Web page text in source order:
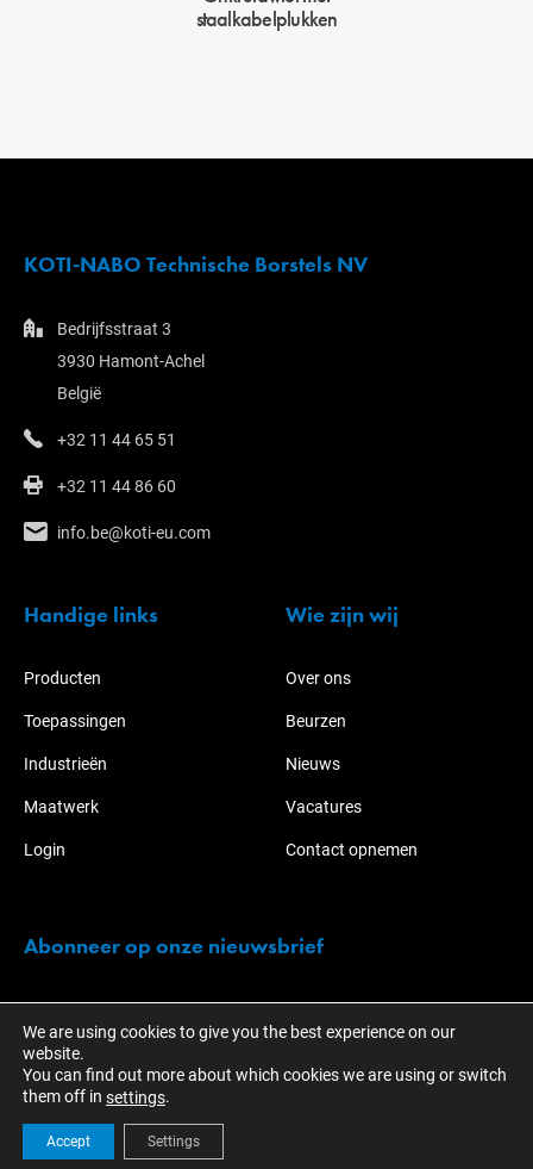
staalkabelplukken
KOTI-NABO Technische Borstels NV
Bedrijfsstraat 3
3930 Hamont-Achel
België
+32 11 44 65 51
+32 11 44 86 60
info.be@koti-eu.com
Handige links
Producten
Toepassingen
Industrieën
Maatwerk
Login
Wie zijn wij
Over ons
Beurzen
Nieuws
Vacatures
Contact opnemen
Abonneer op onze nieuwsbrief
NABO.
We are using cookies to give you the best experience on our
website.
You can find out more about which cookies we are using or switch
them off in settings.
Accept Settings